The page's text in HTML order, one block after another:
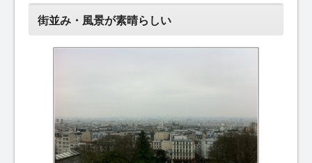
街並み・風景が素晴らしい